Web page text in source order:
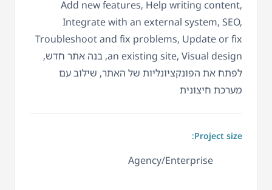
Add new features, Help writing content,
Integrate with an external system, SEO,
Troubleshoot and fix problems, Update or fix
an existing site, Visual design, בנה אתר חדש,
לפתח את הפונקציונליות של האתר, שילוב עם
מערכת חיצונית
Project size:
Agency/Enterprise